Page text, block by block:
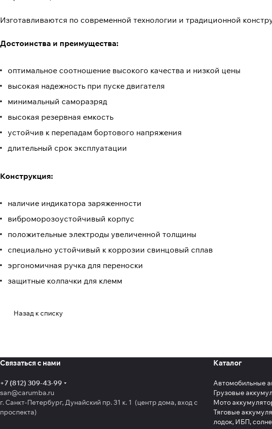
Изготавливаются по современной технологии и традиционной
Достоинства и преимущества:
оптимальное соотношение высокого качества и низкой цены
высокая надежность при пуске двигателя
минимальный саморазряд
высокая резервная емкость
устойчив к перепадам бортового напряжения
длительный срок эксплуатации
Конструкция:
наличие индикатора заряженности
виброморозоустойчивый корпус
положительные электроды увеличенной толщины
специально устойчивый к коррозии свинцовый сплав
эргономичная ручка для переноски
защитные колпачки для клемм
Назад к списку
Связаться с нами
+7 (812) 309-43-99
san@carumba.ru
г. Санкт-Петербург, Дунайский пр. 31 к. 1 (центр дома, вход с
проспекта)
Каталог
Автомобильные
Грузовые
Мото
Тяговые
лодок, ИБП,